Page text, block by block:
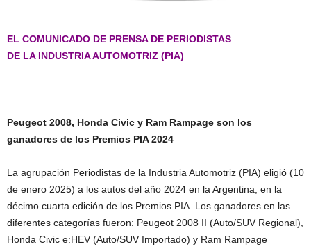
EL COMUNICADO DE PRENSA DE PERIODISTAS
DE LA INDUSTRIA AUTOMOTRIZ (PIA)
Peugeot 2008, Honda Civic y Ram Rampage son los
ganadores de los Premios PIA 2024
La agrupación Periodistas de la Industria Automotriz (PIA) eligió (10
de enero 2025) a los autos del año 2024 en la Argentina, en la
décimo cuarta edición de los Premios PIA. Los ganadores en las
diferentes categorías fueron: Peugeot 2008 II (Auto/SUV Regional),
Honda Civic e:HEV (Auto/SUV Importado) y Ram Rampage